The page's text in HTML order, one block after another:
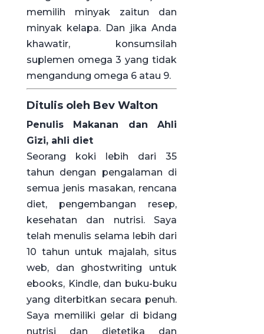
memilih minyak zaitun dan
minyak kelapa. Dan jika Anda
khawatir, konsumsilah
suplemen omega 3 yang tidak
mengandung omega 6 atau 9.
Ditulis oleh Bev Walton
Penulis Makanan dan Ahli
Gizi, ahli diet
Seorang koki lebih dari 35
tahun dengan pengalaman di
semua jenis masakan, rencana
diet, pengembangan resep,
kesehatan dan nutrisi. Saya
telah menulis selama lebih dari
10 tahun untuk majalah, situs
web, dan ghostwriting untuk
ebooks, Kindle, dan buku-buku
yang diterbitkan secara penuh.
Saya memiliki gelar di bidang
nutrisi dan dietetika dan